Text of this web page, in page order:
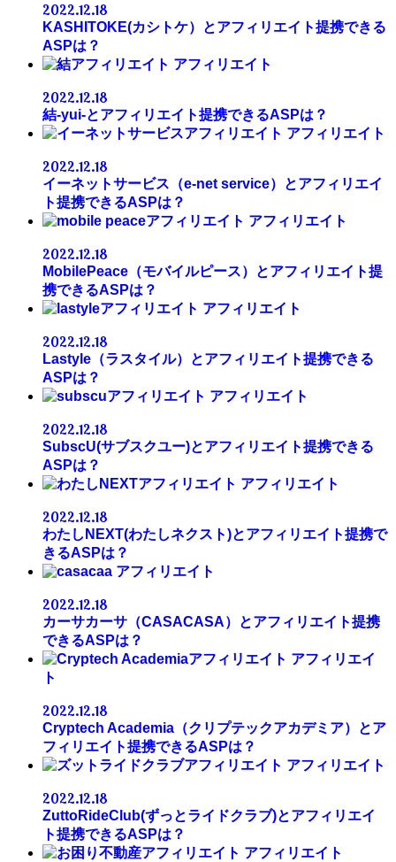
2022.12.18
KASHITOKE(カシトケ）とアフィリエイト提携できる
ASPは？
アフィリエイト
2022.12.18
結-yui-とアフィリエイト提携できるASPは？
アフィリエイト
2022.12.18
イーネットサービス（e-net service）とアフィリエイ
ト提携できるASPは？
アフィリエイト
2022.12.18
MobilePeace（モバイルピース）とアフィリエイト提
携できるASPは？
アフィリエイト
2022.12.18
Lastyle（ラスタイル）とアフィリエイト提携できる
ASPは？
アフィリエイト
2022.12.18
SubscU(サブスクユー)とアフィリエイト提携できる
ASPは？
アフィリエイト
2022.12.18
わたしNEXT(わたしネクスト)とアフィリエイト提携で
きるASPは？
アフィリエイト
2022.12.18
カーサカーサ（CASACASA）とアフィリエイト提携
できるASPは？
アフィリエイ
ト
2022.12.18
Cryptech Academia（クリプテックアカデミア）とア
フィリエイト提携できるASPは？
アフィリエイト
2022.12.18
ZuttoRideClub(ずっとライドクラブ)とアフィリエイ
ト提携できるASPは？
アフィリエイト